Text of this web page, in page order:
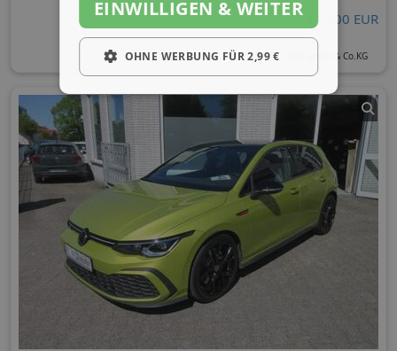
11.700 EUR
EXCELLENCE CARS GmbH & Co.KG
EINWILLIGEN & WEITER
OHNE WERBUNG FÜR 2,99 €